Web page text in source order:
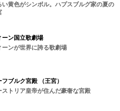
い黄色がシンボル。ハプスブルグ家の夏の
ーン国立歌劇場
ーンが世界に誇る歌劇場
フブルク宮殿 （王宮）
ストリア皇帝が住んだ豪奢な宮殿